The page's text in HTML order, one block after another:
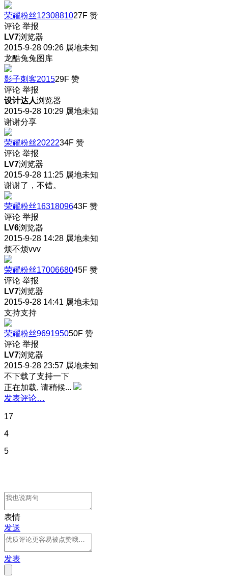
荣耀粉丝1230881027F 赞
评论 举报
LV7浏览器
2015-9-28 09:26 属地未知
龙酷兔兔图库
影子刺客201529F 赞
评论 举报
设计达人浏览器
2015-9-28 10:29 属地未知
谢谢分享
荣耀粉丝2022234F 赞
评论 举报
LV7浏览器
2015-9-28 11:25 属地未知
谢谢了，不错。
荣耀粉丝1631809643F 赞
评论 举报
LV6浏览器
2015-9-28 14:28 属地未知
烦不烦vvv
荣耀粉丝1700668045F 赞
评论 举报
LV7浏览器
2015-9-28 14:41 属地未知
支持支持
荣耀粉丝969195050F 赞
评论 举报
LV7浏览器
2015-9-28 23:57 属地未知
不下载了支持一下
正在加载, 请稍候...
发表评论…
17
4
5
表情
发送
发表